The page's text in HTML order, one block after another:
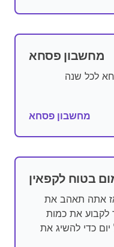
מחשבון פסחא
לכל שנה
מחשבון פסחא
בטוח לקפאין
אתה תאהב את
לקבוע את כמות
כדי להשיג את